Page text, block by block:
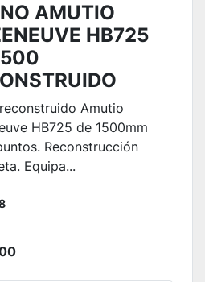
AMUTIO
HB725
Amutio
HB725 de 1500mm
Reconstrucción
Equipa...